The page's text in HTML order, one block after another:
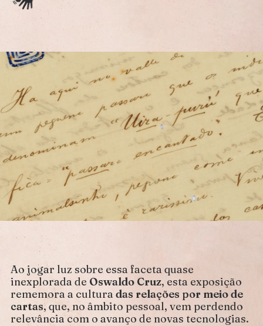
Ao jogar luz sobre essa faceta quase
inexplorada de Oswaldo Cruz, esta exposição
rememora a cultura das relações por meio de
cartas, que, no âmbito pessoal, vem perdendo
relevância com o avanço de novas tecnologias.